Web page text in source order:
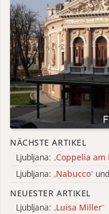
NÄCHSTE ARTIKEL
Ljubljana: „Coppelia
Ljubljana: „Nabucco“
NEUESTER ARTIKEL
Ljubljana: „Luisa Miller“